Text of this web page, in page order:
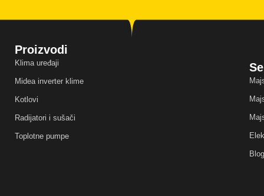
Proizvodi
Klima uređaji
Midea inverter klime
Kotlovi
Radijatori i sušači
Toplotne pumpe
Blog